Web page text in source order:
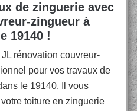
de zinguerie avec
zingueur à
19140 !
rénovation couvreur-
pour vos travaux de
le 19140. Il vous
toiture en zinguerie